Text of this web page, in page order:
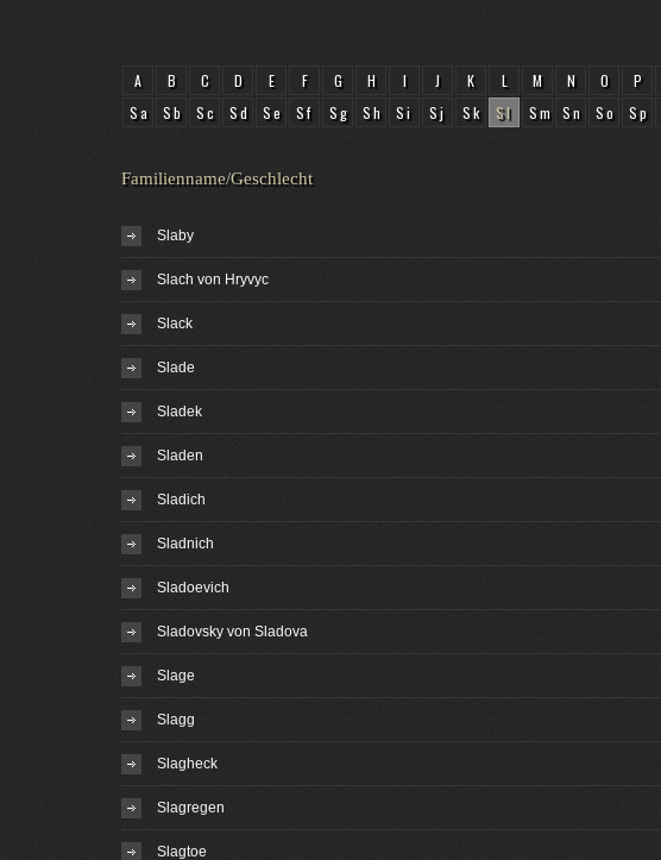
A B C D E F G H I J K L M N O P
Sa
Sb Sc Sd Se Sf Sg Sh Si Sj Sk Sl Sm Sn So Sp
Familienname/Geschlecht
Slaby
Slach von Hryvyc
Slack
Slade
Sladek
Sladen
Sladich
Sladnich
Sladoevich
Sladovsky von Sladova
Slage
Slagg
Slagheck
Slagregen
Slagtoe